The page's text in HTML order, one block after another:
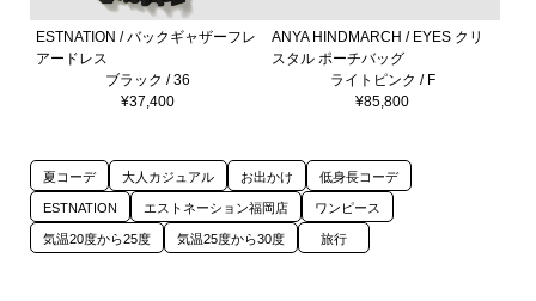
ESTNATION / バックギャザーフレ
アードレス
ブラック / 36
¥37,400
ANYA HINDMARCH / EYES クリ
スタル ポーチバッグ
ライトピンク / F
¥85,800
夏コーデ 大人カジュアル お出かけ 低身長コーデ
ESTNATION エストネーション福岡店 ワンピース
気温20度から25度 気温25度から30度 旅行